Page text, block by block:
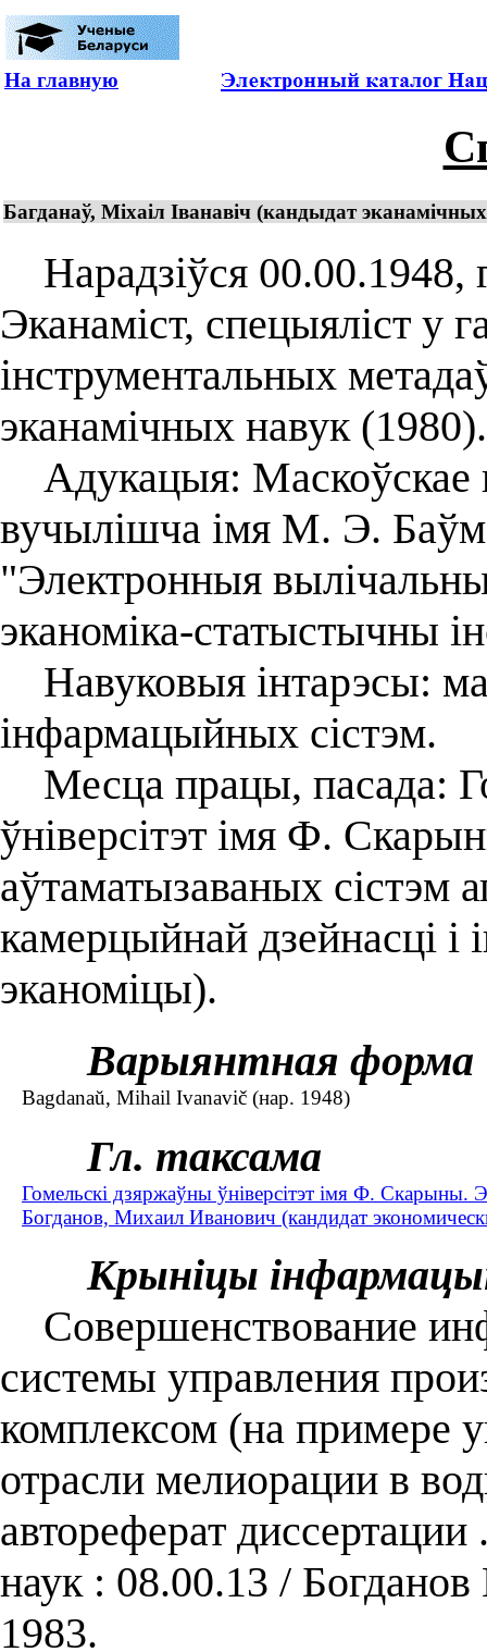
На главную
Багданаў, Міхаіл Іванавіч (кандыдат
Нарадзіўся 00.00.1948,
Эканаміст, спецыяліст у
інструментальных
эканамічных навук (1980).
Адукацыя: Маскоўскае
вучылішча імя М. Э.
"Электронныя
эканоміка-статыстычны
Навуковыя інтарэсы:
інфармацыйных сістэм.
Месца працы, пасада:
ўніверсітэт імя Ф.
аўтаматызаваных сістэм
камерцыйнай дзейнасці
эканоміцы).
Варыянтная форма
Bagdanaŭ, Mihail Ivanavič (нар. 1948)
Гл. таксама
Гомельскі дзяржаўны ўніверсітэт імя Ф. Скарыны.
Богданов, Михаил Иванович (кандидат
Крыніцы
Совершенствование
системы управления
комплексом (на примере
отрасли мелиорации в
автореферат
наук : 08.00.13 /
1983.